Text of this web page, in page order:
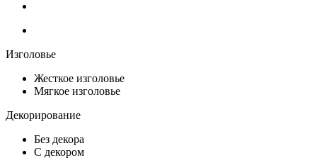
Изголовье
Жесткое изголовье
Мягкое изголовье
Декорирование
Без декора
С декором